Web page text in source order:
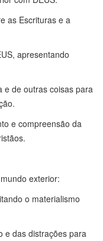
as Escrituras e a
apresentando
e de outras coisas para
e compreensão da
exterior:
o materialismo
e das distrações para